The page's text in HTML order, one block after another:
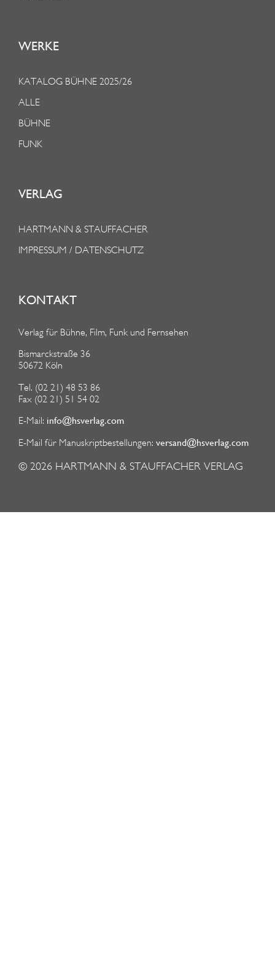
WERKE
KATALOG BÜHNE 2025/26
ALLE
BÜHNE
FUNK
VERLAG
HARTMANN & STAUFFACHER
IMPRESSUM / DATENSCHUTZ
KONTAKT
Verlag für Bühne, Film, Funk und Fernsehen
Bismarckstraße 36
50672 Köln
Tel. (02 21) 48 53 86
Fax (02 21) 51 54 02
E-Mail: info@hsverlag.com
E-Mail für Manuskriptbestellungen: versand@hsverlag.com
© 2026 HARTMANN & STAUFFACHER VERLAG